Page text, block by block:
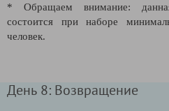
* Обращаем внимание: данная
состоится при наборе
человек.
День 8: Возвращение